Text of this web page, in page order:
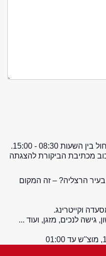
08:30 - 15:00.
מכתיבת הביקורת להצגתה
הרצליה? – זה המקום
וקייטרינג.
גישה לנכים, מזגן, ועוד ...